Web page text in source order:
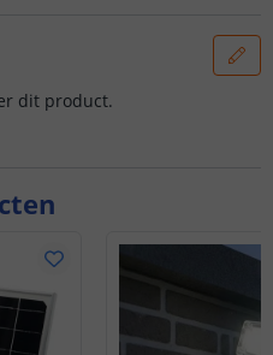
dit product.